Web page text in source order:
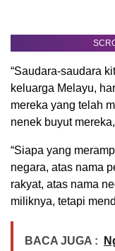
“Saudara-saudara
keluarga Melayu,
mereka yang telah
nenek buyut
“Siapa yang
negara, atas nama
rakyat, atas nama
miliknya, tetapi
BACA JUGA :